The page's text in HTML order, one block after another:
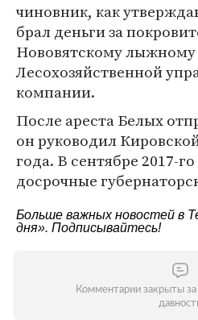
чиновник, как
брал деньги за
Нововятскому
Лесохозяйственной
компании.
После ареста Белых
он руководил
года. В сентябре 2017-
досрочные
Больше важных новостей в
дня». Подписывайтесь!
Комментарии закрыты